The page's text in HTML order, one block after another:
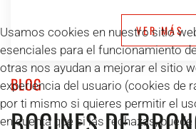
VER MÁS
BLOG
Usamos cookies en nuestro sitio
esenciales para el funcionamiento
otras nos ayudan a mejorar el sitio
experiencia del usuario (cookies de
por ti mismo si quieres permitir el
en cuenta que si las rechazas,